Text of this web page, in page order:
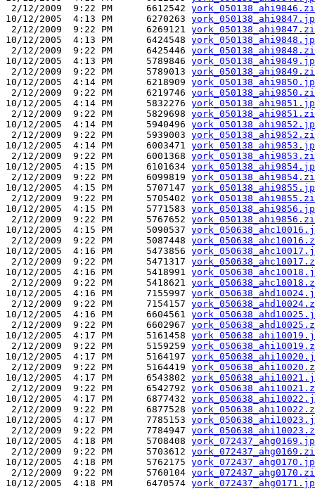
2/12/2009  9:22 PM      6612542
10/12/2005  4:13 PM      6270263
2/12/2009  9:22 PM      6269121
10/12/2005  4:13 PM      6424548
2/12/2009  9:22 PM      6425446
10/12/2005  4:13 PM      5789846
2/12/2009  9:22 PM      5789013
10/12/2005  4:14 PM      6218909
2/12/2009  9:22 PM      6219746
10/12/2005  4:14 PM      5832276
2/12/2009  9:22 PM      5829698
10/12/2005  4:14 PM      5940496
2/12/2009  9:22 PM      5939003
10/12/2005  4:14 PM      6003471
2/12/2009  9:22 PM      6001368
10/12/2005  4:15 PM      6101634
2/12/2009  9:22 PM      6099819
10/12/2005  4:15 PM      5707147
2/12/2009  9:22 PM      5705402
10/12/2005  4:15 PM      5771583
2/12/2009  9:22 PM      5767652
10/12/2005  4:15 PM      5090537
2/12/2009  9:22 PM      5087448
10/12/2005  4:16 PM      5473856
2/12/2009  9:22 PM      5471317
10/12/2005  4:16 PM      5418991
2/12/2009  9:22 PM      5418621
10/12/2005  4:16 PM      7155997
2/12/2009  9:22 PM      7154157
10/12/2005  4:16 PM      6604561
2/12/2009  9:22 PM      6602967
10/12/2005  4:17 PM      5161458
2/12/2009  9:22 PM      5159259
10/12/2005  4:17 PM      5164197
2/12/2009  9:22 PM      5164419
10/12/2005  4:17 PM      6543802
2/12/2009  9:22 PM      6542792
10/12/2005  4:17 PM      6877432
2/12/2009  9:22 PM      6877528
10/12/2005  4:17 PM      7785153
2/12/2009  9:22 PM      7784947
10/12/2005  4:18 PM      5708408
2/12/2009  9:22 PM      5703612
10/12/2005  4:18 PM      5762175
2/12/2009  9:22 PM      5760104
10/12/2005  4:18 PM      6470574